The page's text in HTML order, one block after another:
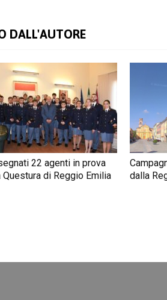
DALL'AUTORE
22 agenti in prova
Questura di Reggio Emilia
dalla